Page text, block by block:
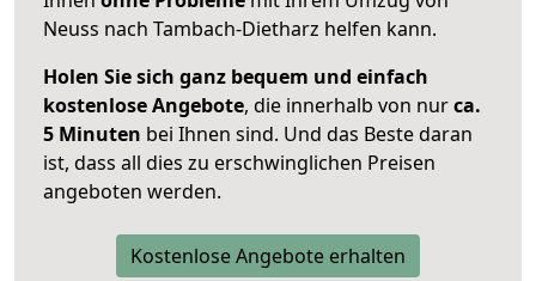
Neuss nach Tambach-Dietharz helfen kann.
Holen Sie sich ganz bequem und einfach
kostenlose Angebote, die innerhalb von nurca.
5 Minuten bei Ihnen sind. Und das Beste daran
ist, dass all dies zu erschwinglichen Preisen
angeboten werden.
Kostenlose Angebote erhalten